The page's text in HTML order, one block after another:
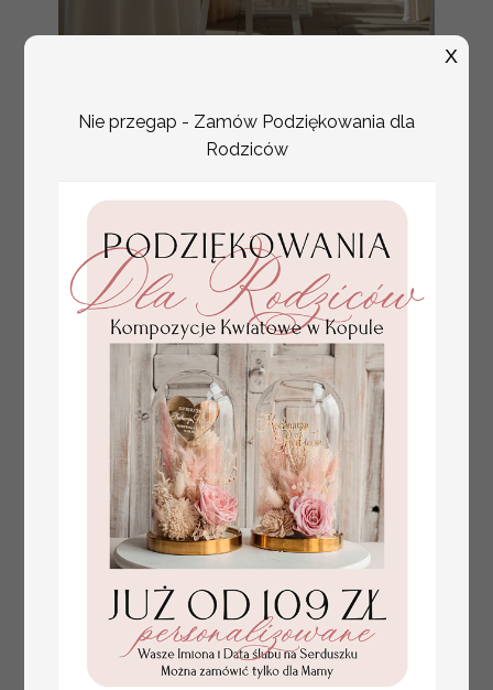
weselu, tablica
informacyjna dla
gości weselnych,
plan stołów na
weselu ze zdjęciem
Pary Młodej, plan
usadzenia gości
weselnych
Nie przegap - Zamów Podziękowania dla
Rodziców
X